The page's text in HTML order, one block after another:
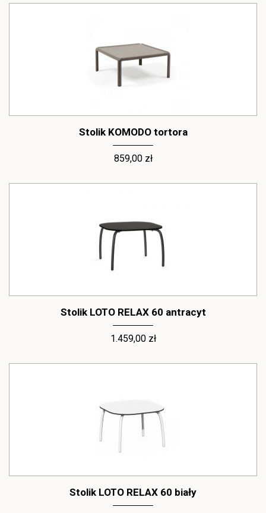
Stolik KOMODO tortora
859,00 zł
Stolik LOTO RELAX 60 antracyt
1.459,00 zł
Stolik LOTO RELAX 60 biały